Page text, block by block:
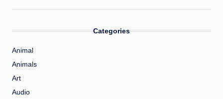
Categories
Animal
Animals
Art
Audio